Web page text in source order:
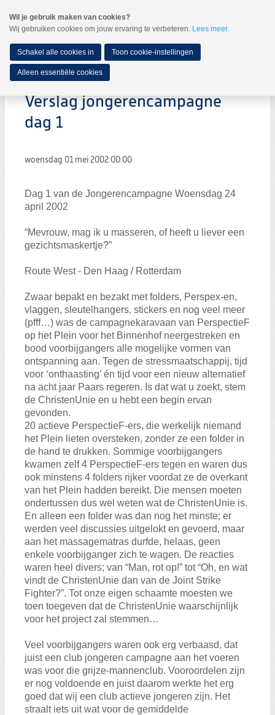
naar
Spring
de
inhoud
Spring
naar
hoofdmenu
MENU
Verslag jongerencampagne
dag 1
woensdag 01 mei 2002 00:00
Dag 1 van de Jongerencampagne Woensdag 24
april 2002
“Mevrouw, mag ik u masseren, of heeft u liever een
gezichtsmaskertje?”
Route West - Den Haag / Rotterdam
Zwaar bepakt en bezakt met folders, Perspex-en,
vlaggen, sleutelhangers, stickers en nog veel meer
(pfff…) was de campagnekaravaan van PerspectieF
op het Plein voor het Binnenhof neergestreken en
bood voorbijgangers alle mogelijke vormen van
ontspanning aan. Tegen de stressmaatschappij, tijd
voor ‘onthaasting’ én tijd voor een nieuw alternatief
na acht jaar Paars regeren. Is dat wat u zoekt, stem
de ChristenUnie en u hebt een begin ervan
gevonden.
20 actieve PerspectieF-ers, die werkelijk niemand
het Plein lieten oversteken, zonder ze een folder in
de hand te drukken. Sommige voorbijgangers
kwamen zelf 4 PerspectieF-ers tegen en waren dus
ook minstens 4 folders rijker voordat ze de overkant
van het Plein hadden bereikt. Die mensen moeten
ondertussen dus wel weten wat de ChristenUnie is.
En alleen een folder was dan nog het minste; er
werden veel discussies uitgelokt en gevoerd, maar
aan het massagematras durfde, helaas, geen
enkele voorbijganger zich te wagen. De reacties
waren heel divers; van “Man, rot op!” tot “Oh, en wat
vindt de ChristenUnie dan van de Joint Strike
Fighter?”. Tot onze eigen schaamte moesten we
toen toegeven dat de ChristenUnie waarschijnlijk
voor het project zal stemmen…
Veel voorbijgangers waren ook erg verbaasd, dat
juist een club jongeren campagne aan het voeren
was voor die grijze-mannenclub. Vooroordelen zijn
er nog voldoende en juist daarom werkte het erg
goed dat wij een club actieve jongeren zijn. Het
straalt iets uit wat voor de gemiddelde
Wil je gebruik maken van cookies?
Wij gebruiken cookies om jouw ervaring te verbeteren. Lees meer.
Schakel alle cookies in Toon cookie-instellingen
Alleen essentiële cookies